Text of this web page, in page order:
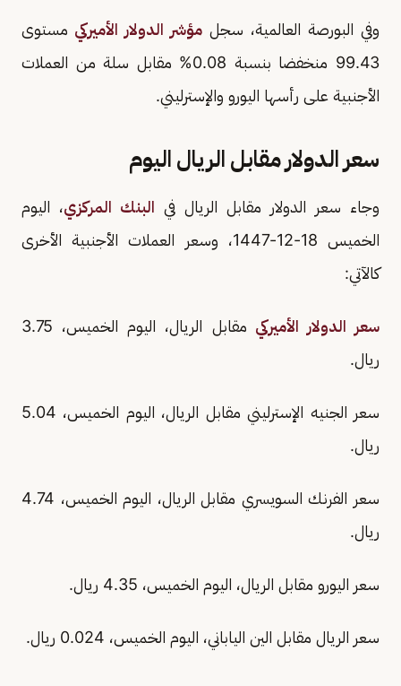
وفي البورصة العالمية، سجل مؤشر الدولار الأميركي مستوى
99.43 منخفضا بنسبة 0.08% مقابل سلة من العملات
الأجنبية على رأسها اليورو والإسترليني.
سعر الدولار مقابل الريال اليوم
وجاء سعر الدولار مقابل الريال في البنك المركزي، اليوم
الخميس 18-12-1447، وسعر العملات الأجنبية الأخرى
كالآتي:
سعر الدولار الأميركي
مقابل الريال، اليوم الخميس، 3.75
ريال.
سعر الجنيه الإسترليني مقابل الريال، اليوم الخميس، 5.04
ريال.
سعر الفرنك السويسري مقابل الريال، اليوم الخميس، 4.74
ريال.
سعر اليورو مقابل الريال، اليوم الخميس، 4.35 ريال.
سعر الريال مقابل الين الياباني، اليوم الخميس، 0.024 ريال.